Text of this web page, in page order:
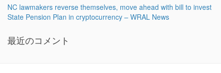
NC lawmakers reverse themselves, move ahead with bill to invest
State Pension Plan in cryptocurrency – WRAL News
最近のコメント